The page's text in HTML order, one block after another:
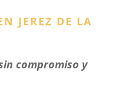
JEREZ DE LA
compromiso y